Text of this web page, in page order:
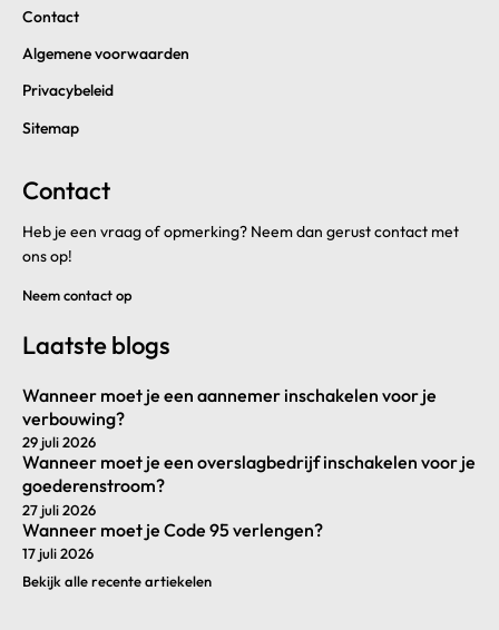
Contact
Algemene voorwaarden
Privacybeleid
Sitemap
Contact
Heb je een vraag of opmerking? Neem dan gerust contact met
ons op!
Neem contact op
Laatste blogs
Wanneer moet je een aannemer inschakelen voor je
verbouwing?
29 juli 2026
Wanneer moet je een overslagbedrijf inschakelen voor je
goederenstroom?
27 juli 2026
Wanneer moet je Code 95 verlengen?
17 juli 2026
Bekijk alle recente artiekelen